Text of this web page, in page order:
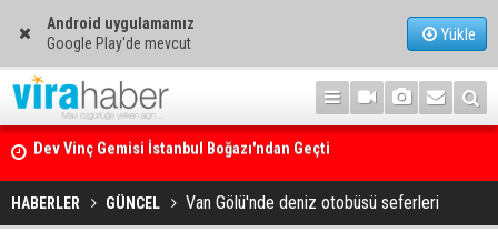
Android uygulamamız
Google Play'de mevcut
Yükle
Ege Denizi’nin En Büyük Mercan Ormanı
HABERLER GÜNCEL Van Gölü'nde deniz otobüsü seferleri